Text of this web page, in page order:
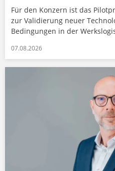
Für den Konzern ist das
zur Validierung neuer
Bedingungen in der
07.08.2026